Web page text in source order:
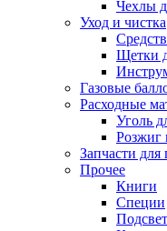
Чехлы
Уход и чистка
Щетки
Газовые
Расходные
Уголь
Розжиг
Запчасти для
Прочее
Книги
Специи